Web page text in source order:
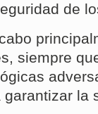
de
siempre
la